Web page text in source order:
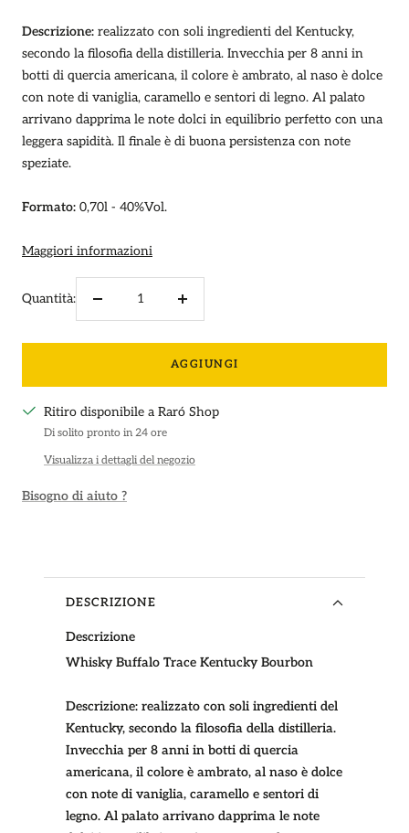
Descrizione: realizzato con soli ingredienti del Kentucky,
secondo la filosofia della distilleria. Invecchia per 8 anni in
botti di quercia americana, il colore è ambrato, al naso è dolce
con note di vaniglia, caramello e sentori di legno. Al palato
arrivano dapprima le note dolci in equilibrio perfetto con una
leggera sapidità. Il finale è di buona persistenza con note
speziate.
Formato: 0,70l - 40%Vol.
Maggiori informazioni
Quantità:
Diminuire
Aumenta
AGGIUNGI
Ritiro disponibile a Raró Shop
Di solito pronto in 24 ore
Visualizza i dettagli del negozio
Bisogno di aiuto ?
DESCRIZIONE
Descrizione
Whisky Buffalo Trace Kentucky Bourbon
Descrizione: realizzato con soli ingredienti del
Kentucky, secondo la filosofia della distilleria.
Invecchia per 8 anni in botti di quercia
americana, il colore è ambrato, al naso è dolce
con note di vaniglia, caramello e sentori di
legno. Al palato arrivano dapprima le note